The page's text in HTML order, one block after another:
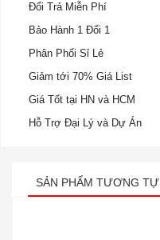
Đổi Trả Miễn Phí
Bảo Hành 1 Đổi 1
Phân Phối Sỉ Lẻ
Giảm tới 70% Giá List
Giá Tốt tại HN và HCM
Hỗ Trợ Đại Lý và Dự Án
SẢN PHẨM TƯƠNG TỰ